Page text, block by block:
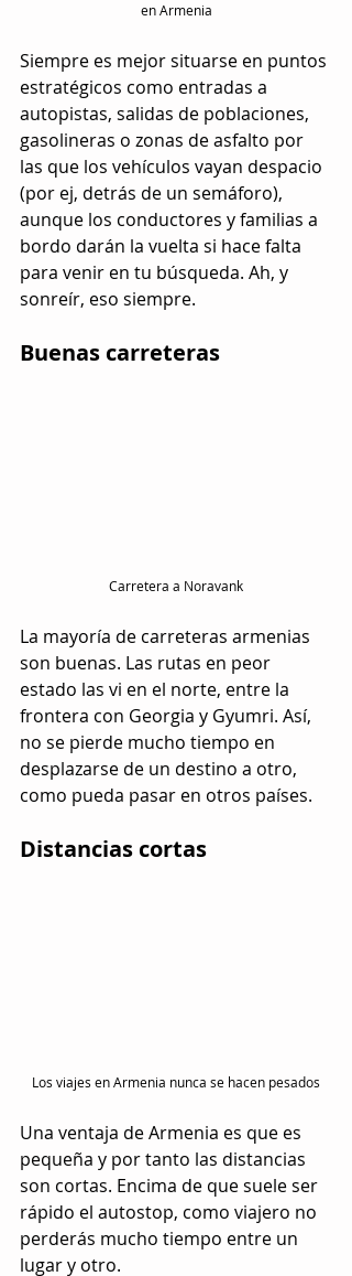
en Armenia
Siempre es mejor situarse en puntos
estratégicos como entradas a
autopistas, salidas de poblaciones,
gasolineras o zonas de asfalto por
las que los vehículos vayan despacio
(por ej, detrás de un semáforo),
aunque los conductores y familias a
bordo darán la vuelta si hace falta
para venir en tu búsqueda. Ah, y
sonreír, eso siempre.
Buenas carreteras
Carretera a Noravank
La mayoría de carreteras armenias
son buenas. Las rutas en peor
estado las vi en el norte, entre la
frontera con Georgia y Gyumri. Así,
no se pierde mucho tiempo en
desplazarse de un destino a otro,
como pueda pasar en otros países.
Distancias cortas
Los viajes en Armenia nunca se hacen pesados
Una ventaja de Armenia es que es
pequeña y por tanto las distancias
son cortas. Encima de que suele ser
rápido el autostop, como viajero no
perderás mucho tiempo entre un
lugar y otro.